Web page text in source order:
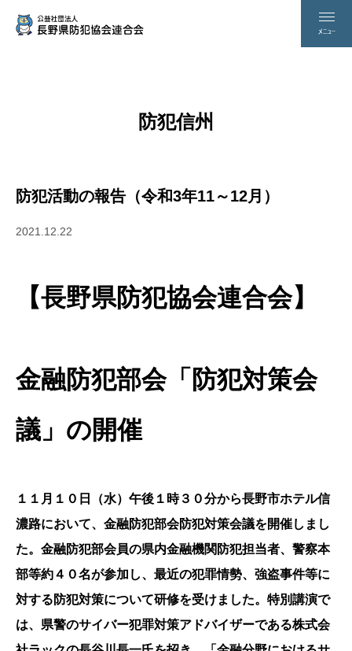
防犯信州
防犯活動の報告（令和3年11～12月）
2021.12.22
【長野県防犯協会連合会】
金融防犯部会「防犯対策会
議」の開催
１１月１０日（水）午後１時３０分から長野市ホテル信
濃路において、金融防犯部会防犯対策会議を開催しまし
た。金融防犯部会員の県内金融機関防犯担当者、警察本
部等約４０名が参加し、最近の犯罪情勢、強盗事件等に
対する防犯対策について研修を受けました。特別講演で
は、県警のサイバー犯罪対策アドバイザーである株式会